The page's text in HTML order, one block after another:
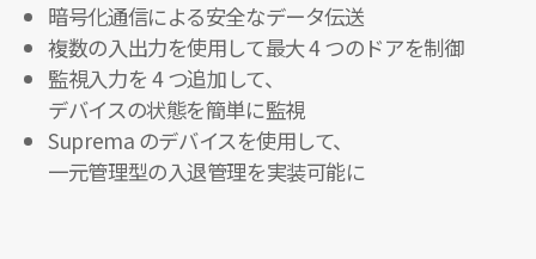
暗号化通信による安全なデータ伝送
複数の入出力を使用して最大 4 つのドアを制御
監視入力を 4 つ追加して、
デバイスの状態を簡単に監視
Suprema のデバイスを使用して、
一元管理型の入退管理を実装可能に